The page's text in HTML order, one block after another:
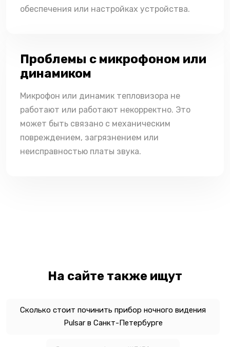
обеспечения или настройках устройства.
Проблемы с микрофоном или
динамиком
Микрофон или динамик тепловизора не
работают или работают некорректно. Это
может быть связано с механическим
повреждением, загрязнением или
неисправностью платы звука.
На сайте также ищут
Сколько стоит починить прибор ночного видения
Pulsar в Санкт-Петербурге